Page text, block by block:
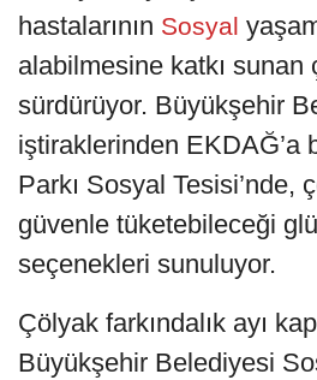
hastalarının Sosyal
alabilmesine katkı sunan
sürdürüyor. Büyükşehir
iştiraklerinden EKDAĞ’a
Parkı Sosyal Tesisi’nde,
güvenle tüketebileceği
seçenekleri sunuluyor.
Çölyak farkındalık ayı
Büyükşehir Belediyesi